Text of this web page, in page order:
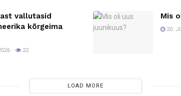
vallutasid
kõrgeima
22
Mis
20.
LOAD MORE